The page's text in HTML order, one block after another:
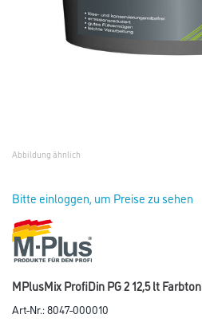
Abbildung ähnlich
Bitte einloggen, um Preise zu sehen
MPlusMix ProfiDin PG 2 12,5 lt Farbton
Art-Nr.:8047-000010